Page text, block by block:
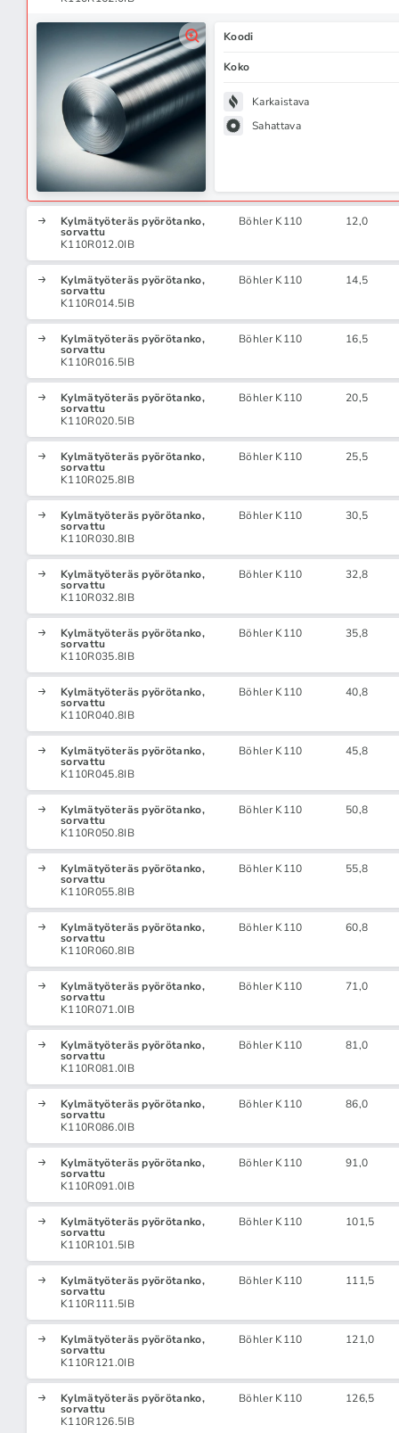
Koodi
Koko
Karkaistava
Sahattava
Kylmätyöteräs pyörötanko,
sorvattu
K110R012.0IB
Böhler K110 12,0
Kylmätyöteräs pyörötanko,
sorvattu
K110R014.5IB
Böhler K110 14,5
Kylmätyöteräs pyörötanko,
sorvattu
K110R016.5IB
Böhler K110 16,5
Kylmätyöteräs pyörötanko,
sorvattu
K110R020.5IB
Böhler K110 20,5
Kylmätyöteräs pyörötanko,
sorvattu
K110R025.8IB
Böhler K110 25,5
Kylmätyöteräs pyörötanko,
sorvattu
K110R030.8IB
Böhler K110 30,5
Kylmätyöteräs pyörötanko,
sorvattu
K110R032.8IB
Böhler K110 32,8
Kylmätyöteräs pyörötanko,
sorvattu
K110R035.8IB
Böhler K110 35,8
Kylmätyöteräs pyörötanko,
sorvattu
K110R040.8IB
Böhler K110 40,8
Kylmätyöteräs pyörötanko,
sorvattu
K110R045.8IB
Böhler K110 45,8
Kylmätyöteräs pyörötanko,
sorvattu
K110R050.8IB
Böhler K110 50,8
Kylmätyöteräs pyörötanko,
sorvattu
K110R055.8IB
Böhler K110 55,8
Kylmätyöteräs pyörötanko,
sorvattu
K110R060.8IB
Böhler K110 60,8
Kylmätyöteräs pyörötanko,
sorvattu
K110R071.0IB
Böhler K110 71,0
Kylmätyöteräs pyörötanko,
sorvattu
K110R081.0IB
Böhler K110 81,0
Kylmätyöteräs pyörötanko,
sorvattu
K110R086.0IB
Böhler K110 86,0
Kylmätyöteräs pyörötanko,
sorvattu
K110R091.0IB
Böhler K110 91,0
Kylmätyöteräs pyörötanko,
sorvattu
K110R101.5IB
Böhler K110 101,5
Kylmätyöteräs pyörötanko,
sorvattu
K110R111.5IB
Böhler K110 111,5
Kylmätyöteräs pyörötanko,
sorvattu
K110R121.0IB
Böhler K110 121,0
Kylmätyöteräs pyörötanko,
sorvattu
K110R126.5IB
Böhler K110 126,5